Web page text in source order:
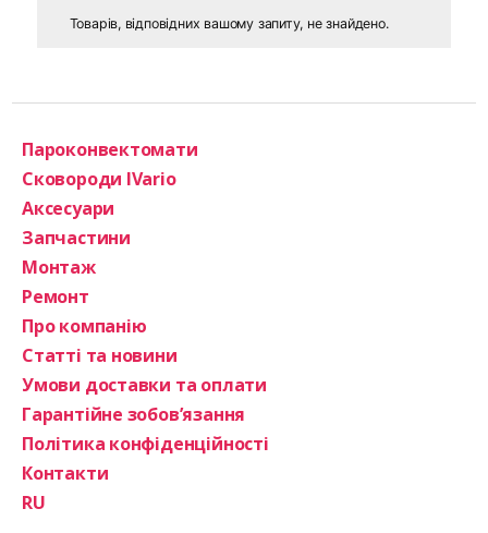
Товарів, відповідних вашому запиту, не знайдено.
Пароконвектомати
Сковороди IVario
Аксесуари
Запчастини
Монтаж
Ремонт
Про компанію
Статті та новини
Умови доставки та оплати
Гарантійне зобов’язання
Політика конфіденційності
Контакти
RU